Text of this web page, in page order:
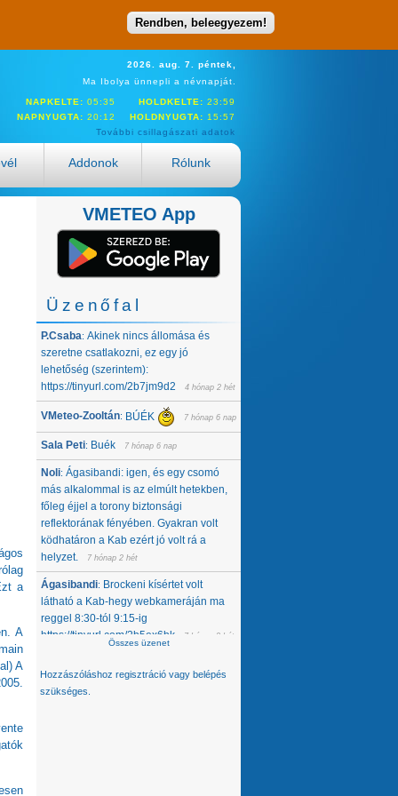
Rendben, beleegyezem!
2026. aug. 7. péntek,
Ma Ibolya ünnepli a névnapját.
NAPKELTE: 05:35 HOLDKELTE: 23:59
NAPNYUGTA: 20:12 HOLDNYUGTA: 15:57
További csillagászati adatok
Addonok Rólunk
a
A
A
VMETEO App
Üzenőfal
P.Csaba: Akinek nincs állomása és
szeretne csatlakozni, ez egy jó
lehetőség (szerintem):
https://tinyurl.com/2b7jm9d2
4 hónap 2 hét
VMeteo-Zooltán: BÚÉK 7 hónap 6 nap
Sala Peti: Buék 7 hónap 6 nap
Noli: Ágasibandi: igen, és egy csomó
más alkalommal is az elmúlt hetekben,
főleg éjjel a torony biztonsági
reflektorának fényében. Gyakran volt
ködhatáron a Kab ezért jó volt rá a
helyzet.
7 hónap 2 hét
Ágasibandi: Brockeni kísértet volt
látható a Kab-hegy webkameráján ma
reggel 8:30-tól 9:15-ig
https://tinyurl.com/2b5ex6bk
7 hónap 2 hét
hanem egész közép-kelet európai
térségből. Az Alpokban alig van hó -
Összes üzenet
Hozzászóláshoz regisztráció vagy belépés
szükséges.